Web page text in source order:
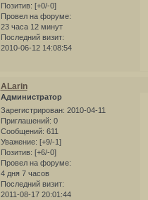
Позитив: [+0/-0]
Провел на форуме:
23 часа 12 минут
Последний визит:
2010-06-12 14:08:54
ALarin
Администратор
Зарегистрирован: 2010-04-11
Приглашений: 0
Сообщений: 611
Уважение: [+9/-1]
Позитив: [+6/-0]
Провел на форуме:
4 дня 7 часов
Последний визит:
2011-08-17 20:01:44